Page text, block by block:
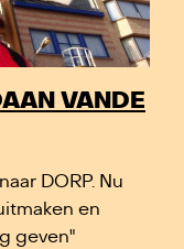
VANDE
DORP. Nu
en
geven"